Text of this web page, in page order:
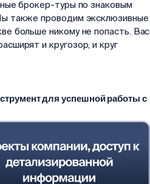
брокер-туры по знаковым
также проводим эксклюзивные
больше никому не попасть. Вас
и кругозор, и круг
для успешной работы с